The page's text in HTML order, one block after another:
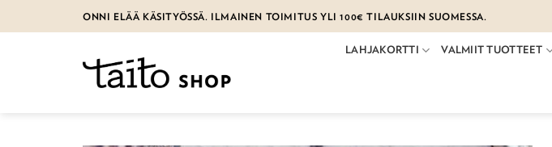
to
ONNI ELÄÄ KÄSITYÖSSÄ. ILMAINEN TOIMITUS YLI 100€ TILAUKSIIN SUOMESSA.
LAHJAKORTTI VALMIIT TUOTTEET